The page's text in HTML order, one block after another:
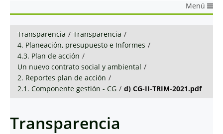
Menú
Transparencia / Transparencia /
4. Planeación, presupuesto e Informes /
4.3. Plan de acción /
Un nuevo contrato social y ambiental /
2. Reportes plan de acción /
2.1. Componente gestión - CG / d) CG-II-TRIM-2021.pdf
Transparencia